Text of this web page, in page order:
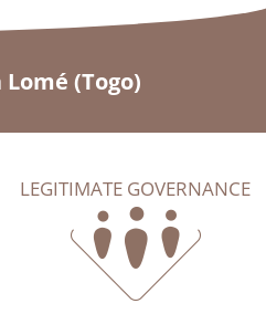
(Togo)
LEGITIMATE GOVERNANCE